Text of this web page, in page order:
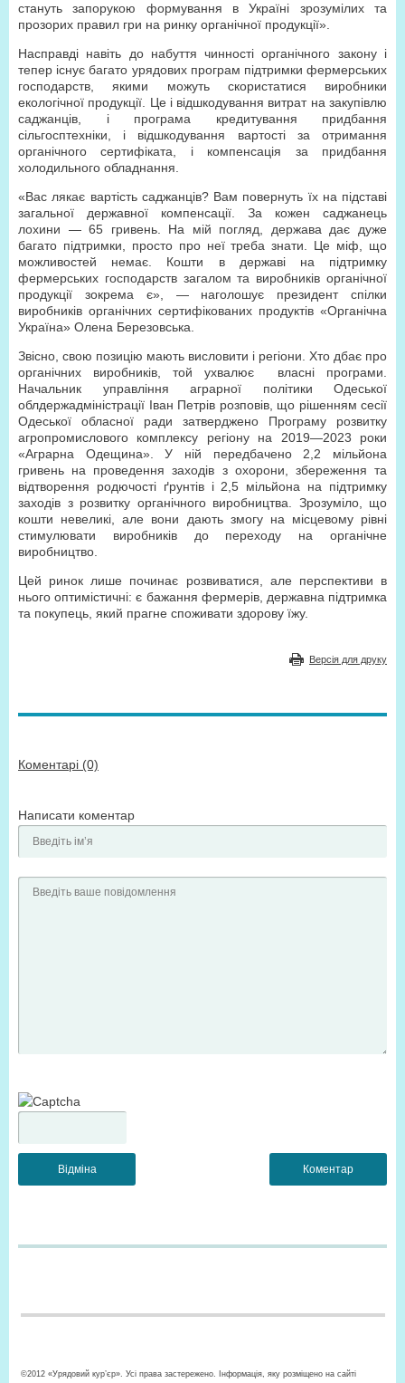
стануть запорукою формування в Україні зрозумілих та
прозорих правил гри на ринку органічної продукції».
Насправді навіть до набуття чинності органічного закону і
тепер існує багато урядових програм підтримки фермерських
господарств, якими можуть скористатися виробники
екологічної продукції. Це і відшкодування витрат на закупівлю
саджанців, і програма кредитування придбання
сільгосптехніки, і відшкодування вартості за отримання
органічного сертифіката, і компенсація за придбання
холодильного обладнання.
«Вас лякає вартість саджанців? Вам повернуть їх на підставі
загальної державної компенсації. За кожен саджанець
лохини — 65 гривень. На мій погляд, держава дає дуже
багато підтримки, просто про неї треба знати. Це міф, що
можливостей немає. Кошти в державі на підтримку
фермерських господарств загалом та виробників органічної
продукції зокрема є», — наголошує президент спілки
виробників органічних сертифікованих продуктів «Органічна
Україна» Олена Березовська.
Звісно, свою позицію мають висловити і регіони. Хто дбає про
органічних виробників, той ухвалює власні програми.
Начальник управління аграрної політики Одеської
облдержадміністрації Іван Петрів розповів, що рішенням сесії
Одеської обласної ради затверджено Програму розвитку
агропромислового комплексу регіону на 2019—2023 роки
«Аграрна Одещина». У ній передбачено 2,2 мільйона
гривень на проведення заходів з охорони, збереження та
відтворення родючості ґрунтів і 2,5 мільйона на підтримку
заходів з розвитку органічного виробництва. Зрозуміло, що
кошти невеликі, але вони дають змогу на місцевому рівні
стимулювати виробників до переходу на органічне
виробництво.
Цей ринок лише починає розвиватися, але перспективи в
нього оптимістичні: є бажання фермерів, державна підтримка
та покупець, який прагне споживати здорову їжу.
Версія для друку
Коментарі (0)
Написати коментар
©2012 «Урядовий кур’єр». Усі права застережено. Інформація, яку розміщено на сайті